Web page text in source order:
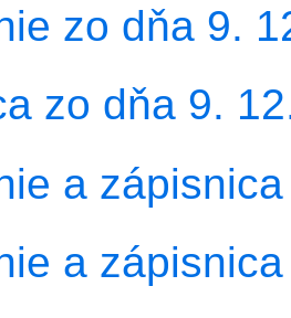
zo dňa 9.
zo dňa 9.
a
a